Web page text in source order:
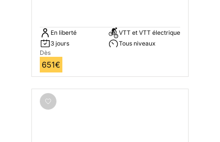
En liberté
3 jours
VTT et VTT électrique
Tous niveaux
Dès
651€